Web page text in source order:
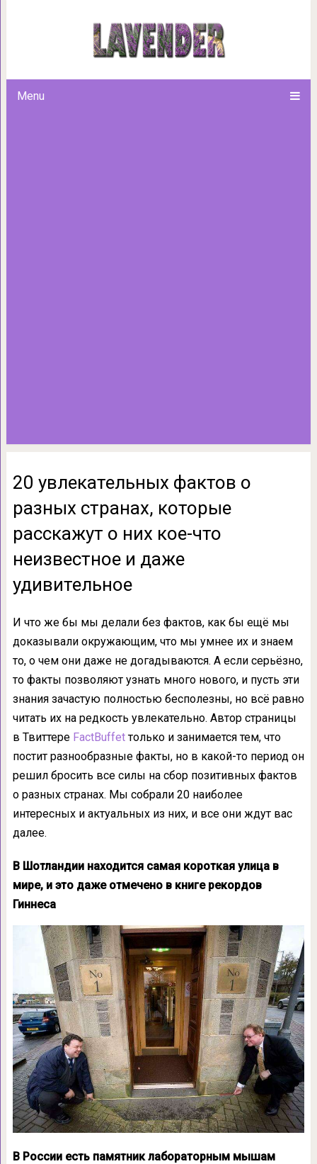
Menu
20 увлекательных фактов
расскажут о них кое-что
20 увлекательных фактов о
разных странах, которые
расскажут о них кое-что
неизвестное и даже
удивительное
И что же бы мы делали без фактов, как бы ещё мы
доказывали окружающим, что мы умнее их и знаем
то, о чем они даже не догадываются. А если серьёзно,
то факты позволяют узнать много нового, и пусть эти
знания зачастую полностью бесполезны, но всё равно
читать их на редкость увлекательно. Автор страницы
в Твиттере FactBuffetтолько и занимается тем, что
постит разнообразные факты, но в какой-то период он
решил бросить все силы на сбор позитивных фактов
о разных странах. Мы собрали 20 наиболее
интересных и актуальных из них, и все они ждут вас
далее.
В Шотландии находится самая короткая улица в
мире, и это даже отмечено в книге рекордов
Гиннеса
В России есть памятник лабораторным мышам